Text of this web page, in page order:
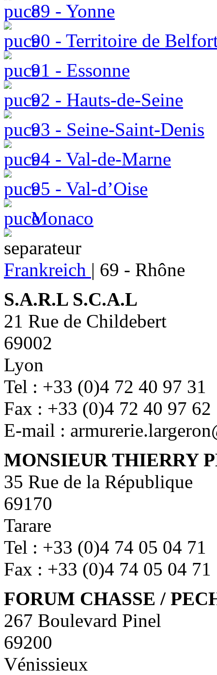
89 - Yonne
90 - Territoire de
91 - Essonne
92 - Hauts-de-Seine
93 - Seine-Saint-Denis
94 - Val-de-Marne
95 - Val-d’Oise
Monaco
Frankreich | 69 - Rhône
S.A.R.L S.C.A.L
21 Rue de Childebert
69002
Lyon
Tel : +33 (0)4 72 40 97 31
Fax : +33 (0)4 72 40 97 62
E-mail :
MONSIEUR THIERRY
35 Rue de la République
69170
Tarare
Tel : +33 (0)4 74 05 04 71
Fax : +33 (0)4 74 05 04 71
FORUM CHASSE /
267 Boulevard Pinel
69200
Vénissieux